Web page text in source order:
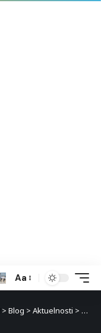
Aa
> Blog > Aktuelnosti > Sport